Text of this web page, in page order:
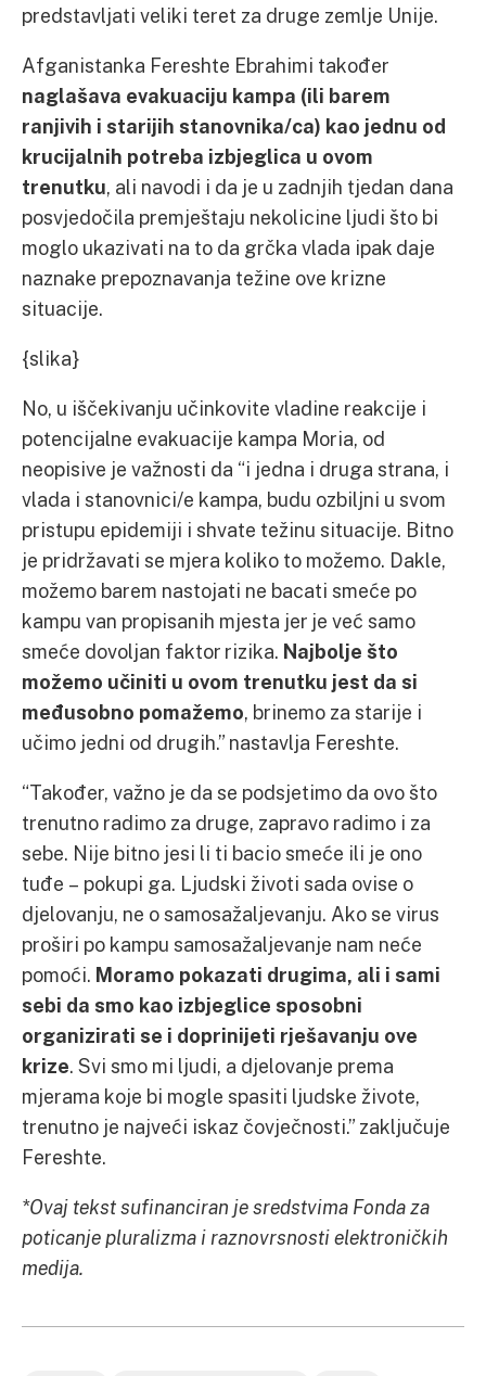
predstavljati veliki teret za druge zemlje Unije.
Afganistanka Fereshte Ebrahimi također
naglašava evakuaciju kampa (ili barem
ranjivih i starijih stanovnika/ca) kao jednu od
krucijalnih potreba izbjeglica u ovom
trenutku, ali navodi i da je u zadnjih tjedan dana
posvjedočila premještaju nekolicine ljudi što bi
moglo ukazivati na to da grčka vlada ipak daje
naznake prepoznavanja težine ove krizne
situacije.
{slika}
No, u iščekivanju učinkovite vladine reakcije i
potencijalne evakuacije kampa Moria, od
neopisive je važnosti da “i jedna i druga strana, i
vlada i stanovnici/e kampa, budu ozbiljni u svom
pristupu epidemiji i shvate težinu situacije. Bitno
je pridržavati se mjera koliko to možemo. Dakle,
možemo barem nastojati ne bacati smeće po
kampu van propisanih mjesta jer je već samo
smeće dovoljan faktor rizika. Najbolje što
možemo učiniti u ovom trenutku jest da si
međusobno pomažemo, brinemo za starije i
učimo jedni od drugih.” nastavlja Fereshte.
“Također, važno je da se podsjetimo da ovo što
trenutno radimo za druge, zapravo radimo i za
sebe. Nije bitno jesi li ti bacio smeće ili je ono
tuđe – pokupi ga. Ljudski životi sada ovise o
djelovanju, ne o samosažaljevanju. Ako se virus
proširi po kampu samosažaljevanje nam neće
pomoći. Moramo pokazati drugima, ali i sami
sebi da smo kao izbjeglice sposobni
organizirati se i doprinijeti rješavanju ove
krize. Svi smo mi ljudi, a djelovanje prema
mjerama koje bi mogle spasiti ljudske živote,
trenutno je najveći iskaz čovječnosti.” zaključuje
Fereshte.
*Ovaj tekst sufinanciran je sredstvima Fonda za
poticanje pluralizma i raznovrsnosti elektroničkih
medija.